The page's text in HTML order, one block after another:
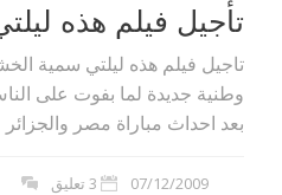
تأجيل فيلم هذه
تاجيل فيلم هذه ليلتي سمية
وطنية جديدة لما بفوت على
بعد احداث مباراة مصر
07/12/2009 3 تعليق